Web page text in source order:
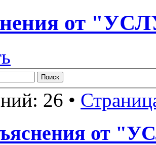
от
26 •
от